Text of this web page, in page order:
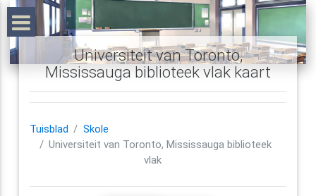
Universiteit van Toronto,
Mississauga biblioteek vlak kaart
Tuisblad
Skole
Universiteit van Toronto, Mississauga biblioteek
vlak